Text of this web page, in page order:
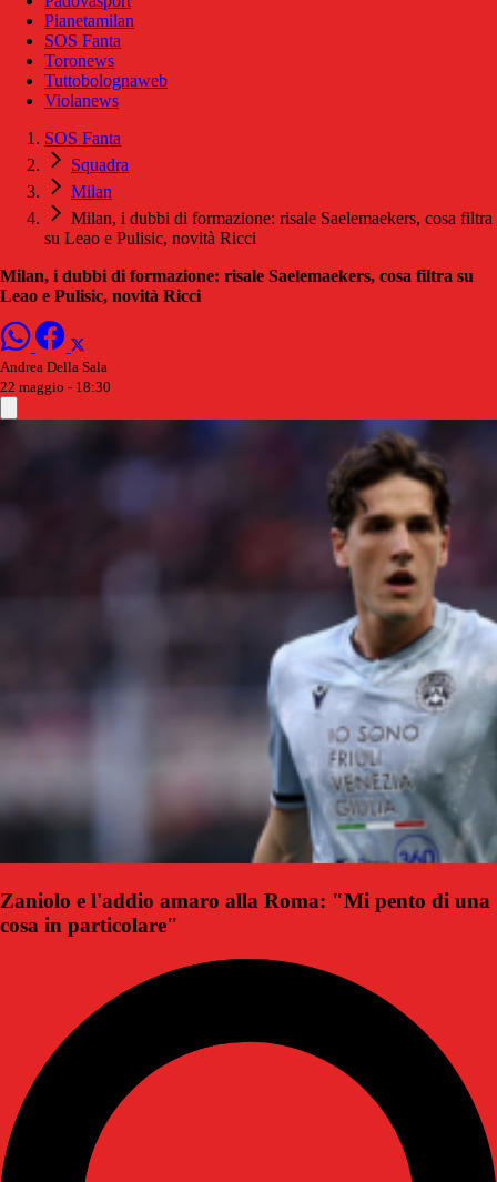
Pianetamilan
SOS Fanta
Toronews
Tuttobolognaweb
Violanews
SOS Fanta
Squadra
Milan
Milan, i dubbi di formazione: risale Saelemaekers, cosa filtra
su Leao e Pulisic, novità Ricci
Milan, i dubbi di formazione: risale Saelemaekers, cosa filtra su
Leao e Pulisic, novità Ricci
Andrea Della Sala
22 maggio - 18:30
Zaniolo e l'addio amaro alla Roma: "Mi pento di una
cosa in particolare"